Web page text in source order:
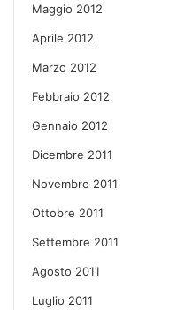
Maggio 2012
Aprile 2012
Marzo 2012
Febbraio 2012
Gennaio 2012
Dicembre 2011
Novembre 2011
Ottobre 2011
Settembre 2011
Agosto 2011
Luglio 2011